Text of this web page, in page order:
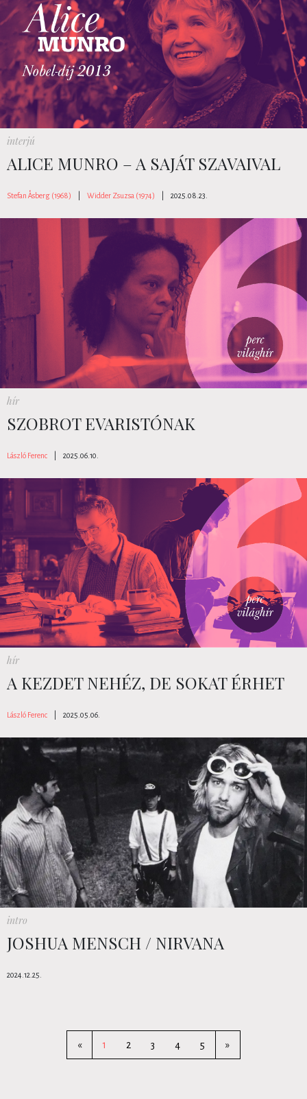
interjú
ALICE MUNRO – A SAJÁT SZAVAIVAL
Stefan Åsberg (1968) Widder Zsuzsa (1974) 2025.08.23.
hír
SZOBROT EVARISTÓNAK
László Ferenc 2025.06.10.
hír
A KEZDET NEHÉZ, DE SOKAT ÉRHET
László Ferenc 2025.05.06.
intro
JOSHUA MENSCH / NIRVANA
2024.12.25.
« 1 2 3 4 5 »